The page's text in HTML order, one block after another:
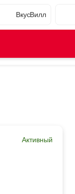
ВкусВилл
Активный